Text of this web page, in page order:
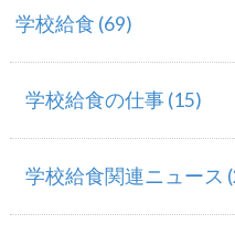
学校給食 (69)
学校給食の仕事(15)
学校給食関連ニュース